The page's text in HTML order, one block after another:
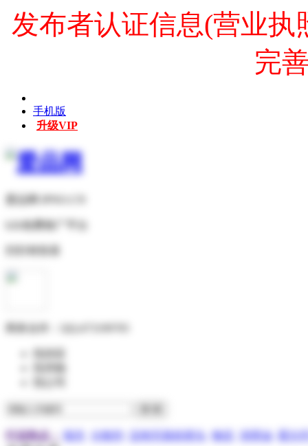
发布者认证信息(营业
完
手机版
升级VIP
行业热点： 报关 分散剂 压电写真机喷头 物流 润滑油